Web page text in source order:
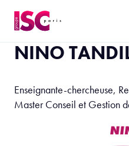
NINO
Enseignante-chercheuse,
Master Conseil et Gestion